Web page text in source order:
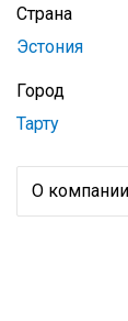
Страна
Эстония
Город
Тарту
О компании